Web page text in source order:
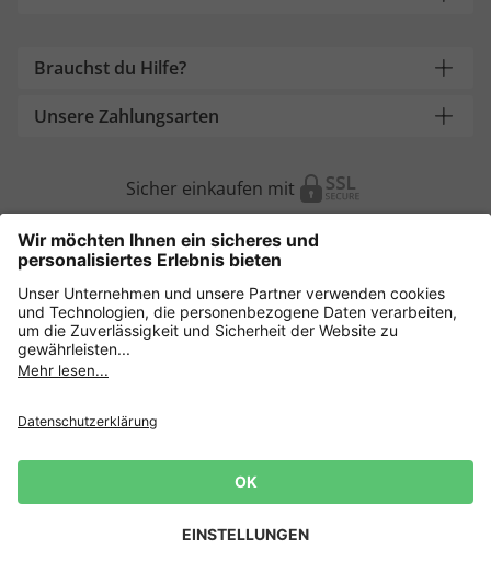
Brauchst du Hilfe?
Unsere Zahlungsarten
Sicher einkaufen mit
Weitere Onlineshops
Deutschland
AGB
Lieferbedingungen
Impressum Cookie Einstellungen